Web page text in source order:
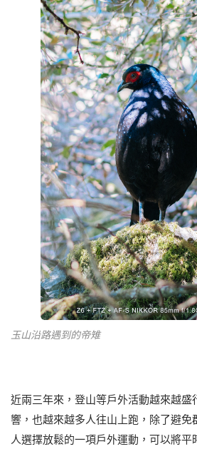
玉山沿路遇到的帝雉
近兩三年來，登山等戶外活動越來越盛
響，也越來越多人往山上跑，除了避免
人選擇放鬆的一項戶外運動，可以將平